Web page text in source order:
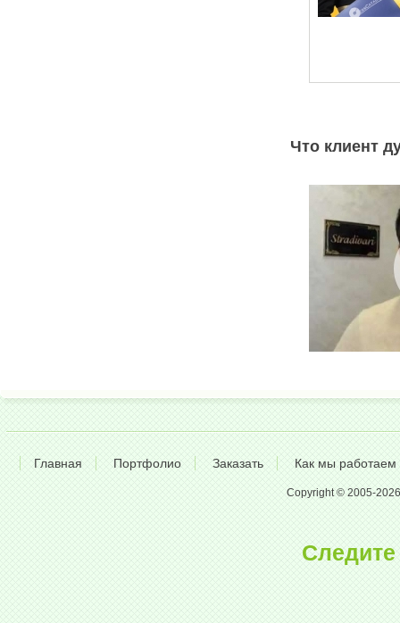
Что клиент
Главная Портфолио Заказать Как мы работаем
Copyright © 2005-